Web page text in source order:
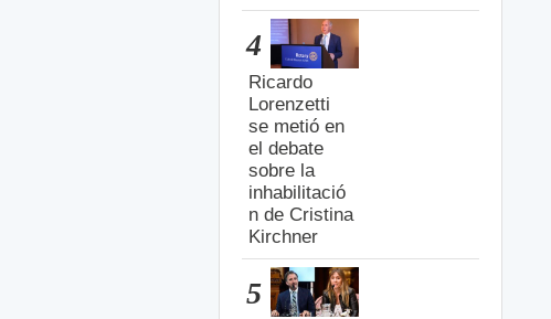
4
Ricardo
Lorenzetti
se metió en
el debate
sobre la
inhabilitació
n de Cristina
Kirchner
5